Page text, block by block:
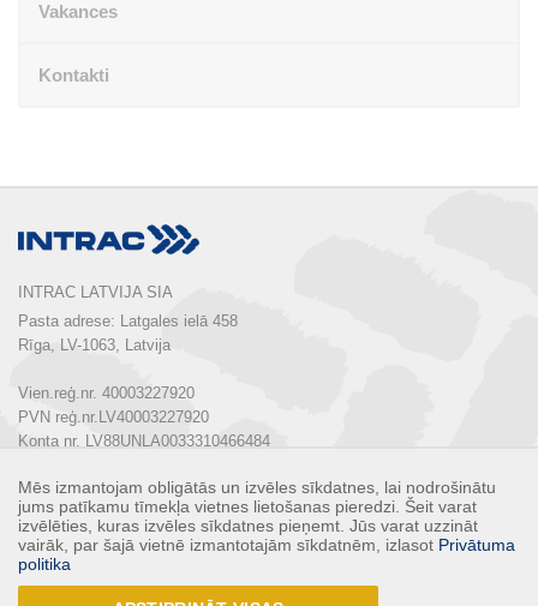
Vakances
Kontakti
INTRAC LATVIJA SIA
Pasta adrese: Latgales ielā 458
Rīga, LV-1063, Latvija
Vien.reģ.nr. 40003227920
PVN reģ.nr.LV40003227920
Konta nr. LV88UNLA0033310466484
Tālrunis: + 371 67 803 700
E-pasts: info@intrac.lv
KONTAKTI
Mēs izmantojam obligātās un izvēles sīkdatnes, lai nodrošinātu
jums patīkamu tīmekļa vietnes lietošanas pieredzi. Šeit varat
izvēlēties, kuras izvēles sīkdatnes pieņemt. Jūs varat uzzināt
vairāk, par šajā vietnē izmantotajām sīkdatnēm, izlasot Privātuma
politika